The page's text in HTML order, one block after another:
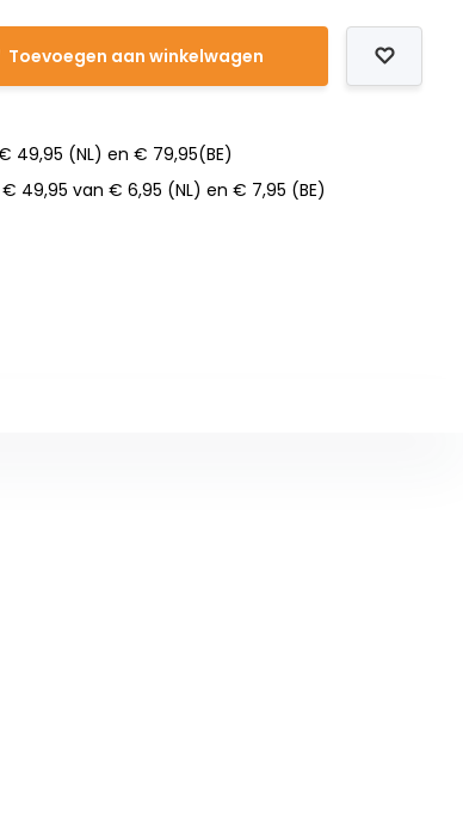
Toevoegen aan winkelwagen
49,95 (NL) en € 79,95(BE)
49,95 van € 6,95 (NL) en € 7,95 (BE)